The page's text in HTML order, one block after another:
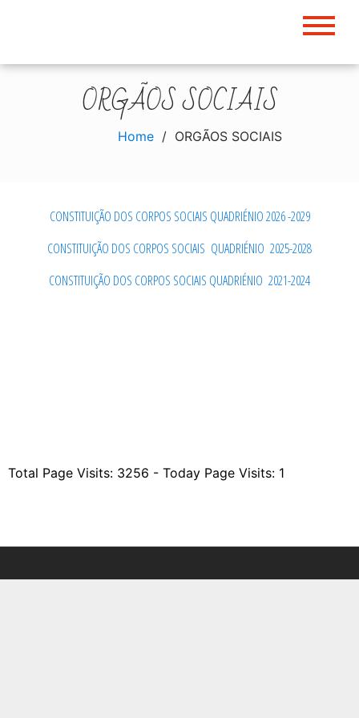
ORGÃOS SOCIAIS
Home ORGÃOS SOCIAIS
CONSTITUIÇÃO DOS CORPOS SOCIAIS QUADRIÉNIO 2026 -2029
CONSTITUIÇÃO DOS CORPOS SOCIAIS QUADRIÉNIO 2025-2028
CONSTITUIÇÃO DOS CORPOS SOCIAIS QUADRIÉNIO 2021-2024
Total Page Visits: 3256 - Today Page Visits: 1